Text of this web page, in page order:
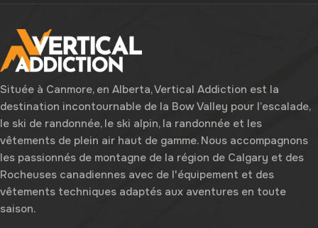
Située à Canmore, en Alberta, Vertical Addiction est la
destination incontournable de la Bow Valley pour l’escalade,
le ski de randonnée, le ski alpin, la randonnée et les
vêtements de plein air haut de gamme. Nous accompagnons
les passionnés de montagne de la région de Calgary et des
Rocheuses canadiennes avec de l'équipement et des
vêtements techniques adaptés aux aventures en toute
saison.